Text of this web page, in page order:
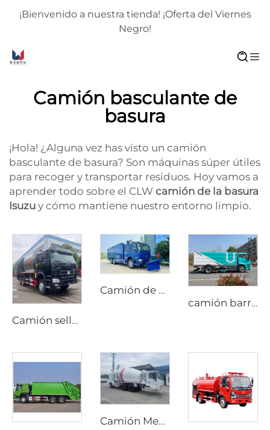
¡Bienvenido a nuestra tienda! ¡Oferta del Viernes
Negro!
Camión basculante de
basura
¡Hola! ¿Alguna vez has visto un camión
basculante de basura? Son máquinas súper útiles
para recoger y transportar residuos. Hoy vamos a
aprender todo sobre el CLW camión de la basura
Isuzu y cómo mantiene nuestro entorno limpio.
Camión sellador de grava sincrónico HOWO nuevo con transmisión manual y motor diésel, precio de fábrica
Camión de bomberos de alta presión con espuma Sinotruk HOWO 6X4, de alta calidad, nuevo y económico, con depósito de agua
camión barredor de nueva energía de alto rendimiento y duradero de 18T, barredora eléctrica pura para lavado y barrido
Camión Mezclador de Cemento Diesel Personalizado con Opciones de Transmisión Manual o Automática y Dirección Bidireccional para Producción en Túneles